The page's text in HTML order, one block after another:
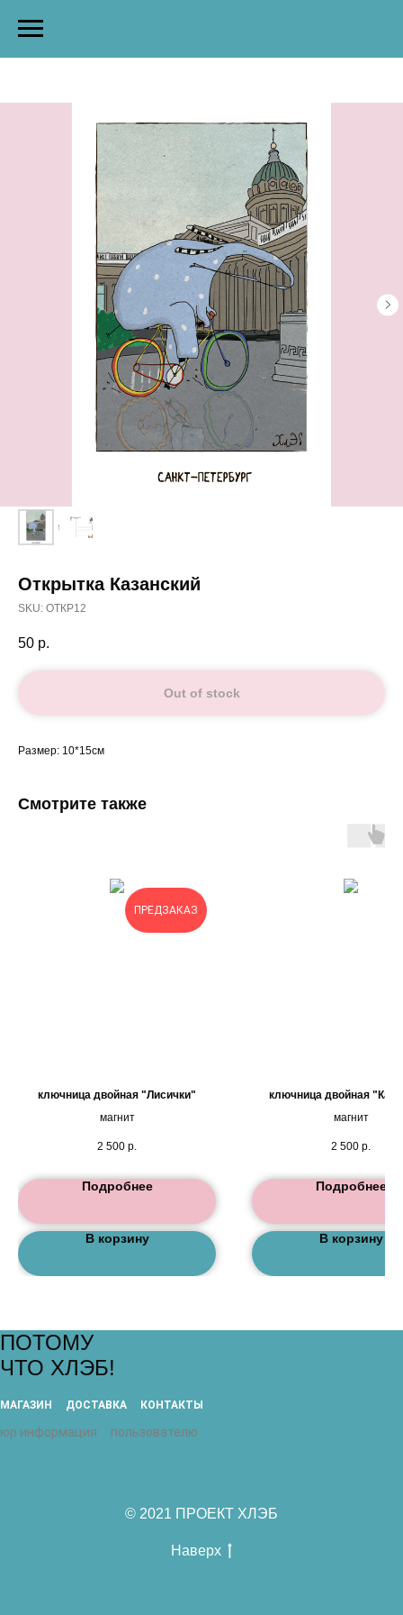
Открытка Казанский
SKU: ОТКР12
50 р.
Out of stock
Размер: 10*15см
Смотрите также
ПРЕДЗАКАЗ
ключница двойная "Лисички"
магнит
2 500 р.
Подробнее
В корзину
ключница двойная
магнит
2 500 р.
Подробнее
В корзину
ПОТОМУ
ЧТО ХЛЭБ!
МАГАЗИН ДОСТАВКА КОНТАКТЫ
юр информация пользователю
© 2021 ПРОЕКТ ХЛЭБ
Наверх